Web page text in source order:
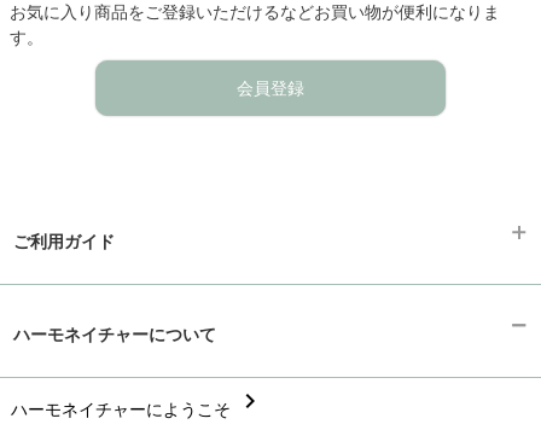
お気に入り商品をご登録いただけるなどお買い物が便利になりま
す。
会員登録
ご利用ガイド
配送と送料chevron_right
ハーモネイチャーについて
ハーモネイチャーにようこそ chevron_right